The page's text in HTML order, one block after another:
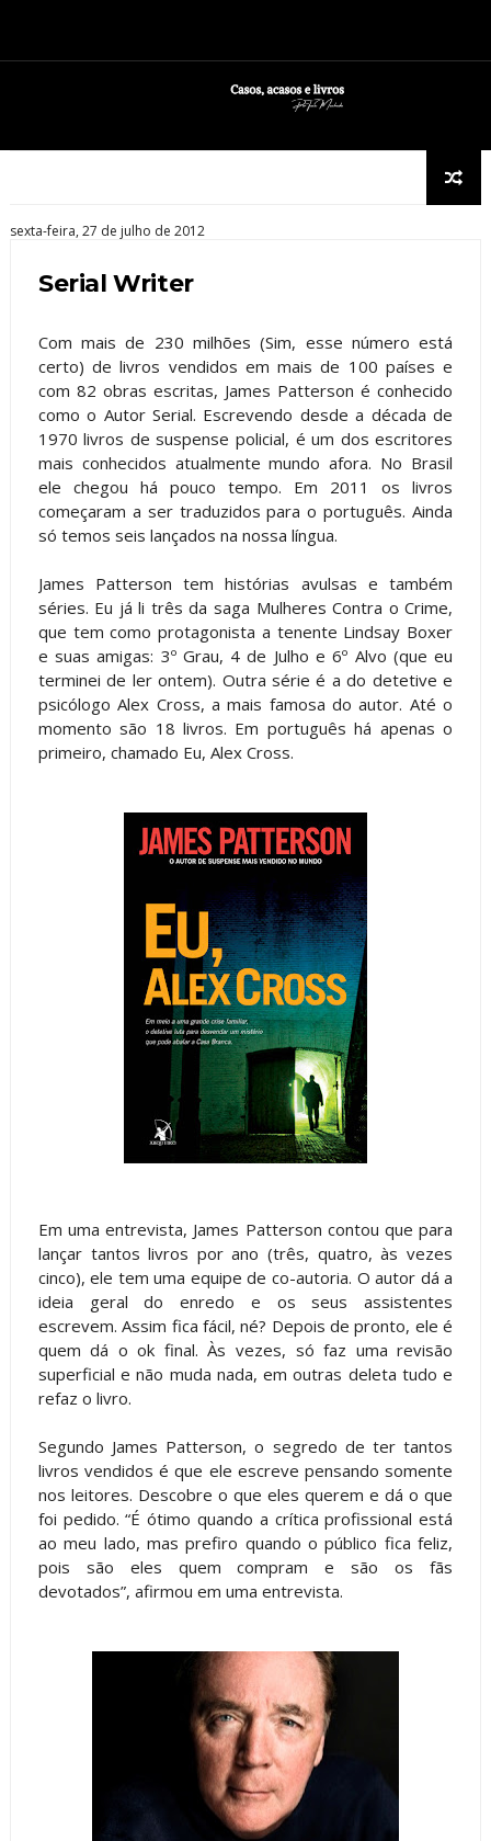
sexta-feira, 27 de julho de 2012
Serial Writer
Com mais de 230 milhões (Sim, esse número está
certo) de livros vendidos em mais de 100 países e
com 82 obras escritas, James Patterson é conhecido
como o Autor Serial. Escrevendo desde a década de
1970 livros de suspense policial, é um dos escritores
mais conhecidos atualmente mundo afora. No Brasil
ele chegou há pouco tempo. Em 2011 os livros
começaram a ser traduzidos para o português. Ainda
só temos seis lançados na nossa língua.
James Patterson tem histórias avulsas e também
séries. Eu já li três da saga Mulheres Contra o Crime,
que tem como protagonista a tenente Lindsay Boxer
e suas amigas: 3º Grau, 4 de Julho e 6º Alvo (que eu
terminei de ler ontem). Outra série é a do detetive e
psicólogo Alex Cross, a mais famosa do autor. Até o
momento são 18 livros. Em português há apenas o
primeiro, chamado Eu, Alex Cross.
Em uma entrevista, James Patterson contou que para
lançar tantos livros por ano (três, quatro, às vezes
cinco), ele tem uma equipe de co-autoria. O autor dá a
ideia geral do enredo e os seus assistentes
escrevem. Assim fica fácil, né? Depois de pronto, ele é
quem dá o ok final. Às vezes, só faz uma revisão
superficial e não muda nada, em outras deleta tudo e
refaz o livro.
Segundo James Patterson, o segredo de ter tantos
livros vendidos é que ele escreve pensando somente
nos leitores. Descobre o que eles querem e dá o que
foi pedido. “É ótimo quando a crítica profissional está
ao meu lado, mas prefiro quando o público fica feliz,
pois são eles quem compram e são os fãs
devotados”, afirmou em uma entrevista.